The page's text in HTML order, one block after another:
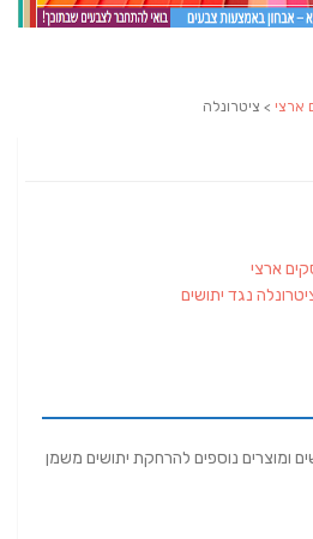
ארצי > ציטרונלה
ארצי
נגד יתושים
ומוצרים נוספים להרחקת יתושים משמן